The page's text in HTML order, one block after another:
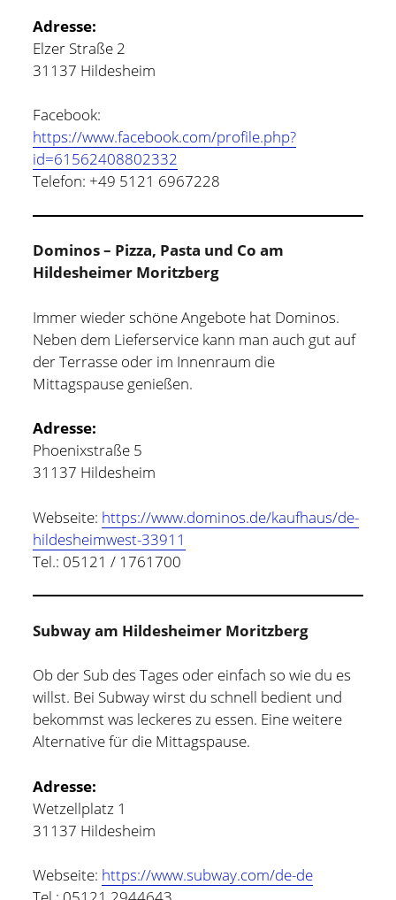
Adresse:
Elzer Straße 2
31137 Hildesheim
Facebook:
https://www.facebook.com/profile.php?
id=61562408802332
Telefon: +49 5121 6967228
Dominos – Pizza, Pasta und Co am
Hildesheimer Moritzberg
Immer wieder schöne Angebote hat Dominos.
Neben dem Lieferservice kann man auch gut auf
der Terrasse oder im Innenraum die
Mittagspause genießen.
Adresse:
Phoenixstraße 5
31137 Hildesheim
Webseite: https://www.dominos.de/kaufhaus/de-
hildesheimwest-33911
Tel.: 05121 / 1761700
Subway am Hildesheimer Moritzberg
Ob der Sub des Tages oder einfach so wie du es
willst. Bei Subway wirst du schnell bedient und
bekommst was leckeres zu essen. Eine weitere
Alternative für die Mittagspause.
Adresse:
Wetzellplatz 1
31137 Hildesheim
Webseite: https://www.subway.com/de-de